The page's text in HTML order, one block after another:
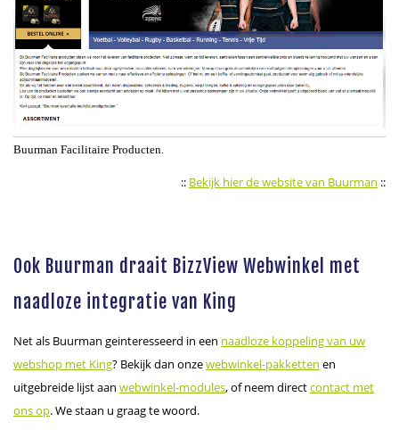
Buurman Facilitaire Producten.
:: Bekijk hier de website van Buurman ::
Ook Buurman draait BizzView Webwinkel met
naadloze integratie van King
Net als Buurman geinteresseerd in een naadloze koppeling van uw
webshop met King? Bekijk dan onzewebwinkel-pakketten en
uitgebreide lijst aan webwinkel-modules, of neem directcontact met
ons op. We staan u graag te woord.